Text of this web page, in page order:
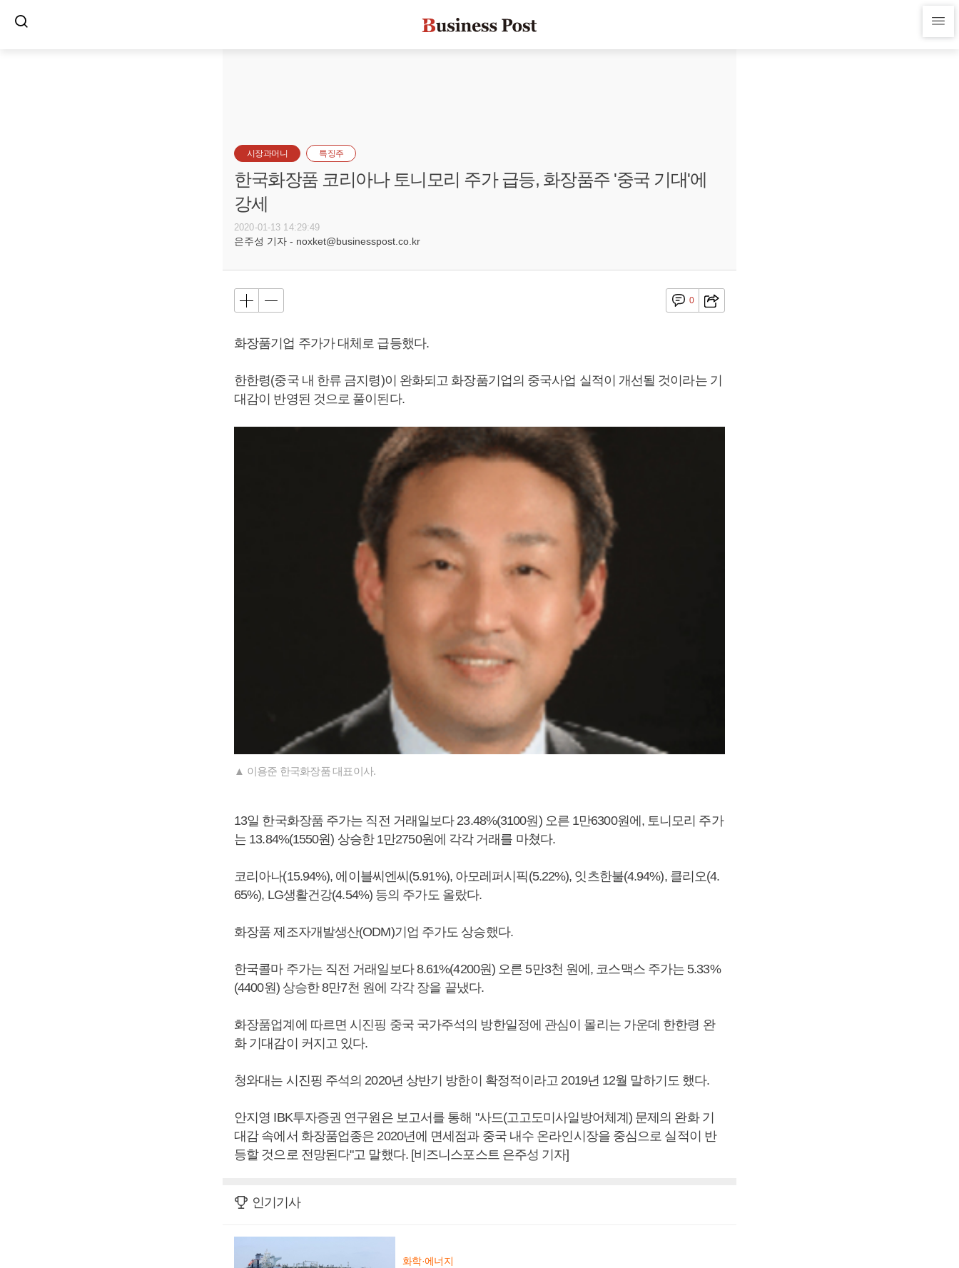
시장과머니 특징주
한국화장품 코리아나 토니모리 주가 급등, 화장품주 '중국 기대'에
강세
2020-01-13 14:29:49
은주성 기자 - noxket@businesspost.co.kr
0
화장품기업 주가가 대체로 급등했다.
한한령(중국 내 한류 금지령)이 완화되고 화장품기업의 중국사업 실적이 개선될 것이라는 기
대감이 반영된 것으로 풀이된다.
▲ 이용준 한국화장품 대표이사.
13일 한국화장품 주가는 직전 거래일보다 23.48%(3100원) 오른 1만6300원에, 토니모리 주가
는 13.84%(1550원) 상승한 1만2750원에 각각 거래를 마쳤다.
코리아나(15.94%), 에이블씨엔씨(5.91%), 아모레퍼시픽(5.22%), 잇츠한불(4.94%), 클리오(4.
65%), LG생활건강(4.54%) 등의 주가도 올랐다.
화장품 제조자개발생산(ODM)기업 주가도 상승했다.
한국콜마 주가는 직전 거래일보다 8.61%(4200원) 오른 5만3천 원에, 코스맥스 주가는 5.33%
(4400원) 상승한 8만7천 원에 각각 장을 끝냈다.
화장품업계에 따르면 시진핑 중국 국가주석의 방한일정에 관심이 몰리는 가운데 한한령 완
화 기대감이 커지고 있다.
청와대는 시진핑 주석의 2020년 상반기 방한이 확정적이라고 2019년 12월 말하기도 했다.
안지영 IBK투자증권 연구원은 보고서를 통해 "사드(고고도미사일방어체계) 문제의 완화 기
대감 속에서 화장품업종은 2020년에 면세점과 중국 내수 온라인시장을 중심으로 실적이 반
등할 것으로 전망된다"고 말했다. [비즈니스포스트 은주성 기자]
인기기사
화학·에너지